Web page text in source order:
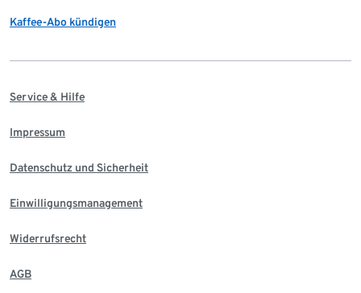
Kaffee-Abo kündigen
Service & Hilfe
Impressum
Datenschutz und Sicherheit
Einwilligungsmanagement
Widerrufsrecht
AGB